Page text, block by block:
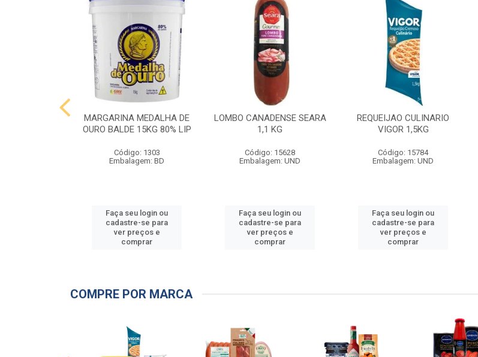
MARGARINA MEDALHA DE
OURO BALDE 15KG 80% LIP
Código: 1303
Embalagem: BD
Faça seu login ou
cadastre-se para
ver preços e
comprar
LOMBO CANADENSE SEARA
1,1 KG
Código: 15628
Embalagem: UND
Faça seu login ou
cadastre-se para
ver preços e
comprar
REQUEIJAO CULINARIO
VIGOR 1,5KG
Código: 15784
Embalagem: UND
Faça seu login ou
cadastre-se para
ver preços e
comprar
COMPRE POR MARCA